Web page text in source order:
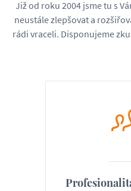
Již od roku 2004 jsme tu s
neustále zlepšovat a
rádi vraceli. Disponujeme